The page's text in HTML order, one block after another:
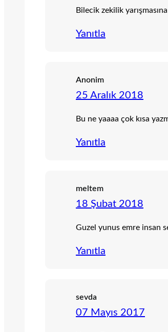
Bilecik zekilik
Yanıtla
Anonim
25 Aralık 2018
Bu ne yaaaa çok kısa
Yanıtla
meltem
18 Şubat 2018
Guzel yunus emre insan
Yanıtla
sevda
07 Mayıs 2017